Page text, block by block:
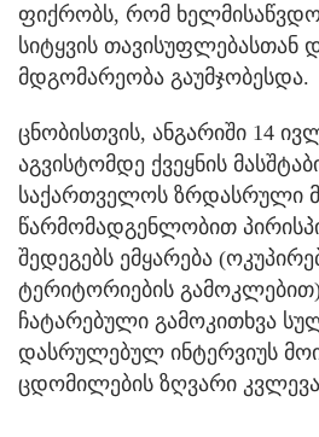
ფიქრობს, რომ
სიტყვის თავისუფლებასთან
მდგომარეობა გაუმჯობესდა.
ცნობისთვის, ანგარიში 14
აგვისტომდე ქვეყნის
საქართველოს ზრდასრული
წარმომადგენლობით
შედეგებს ემყარება
ტერიტორიების
ჩატარებული გამოკითხვა
დასრულებულ ინტერვიუს
ცდომილების ზღვარი